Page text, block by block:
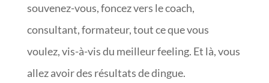
souvenez-vous, foncez vers le coach,
consultant, formateur, tout ce que vous
voulez, vis-à-vis du meilleur feeling. Et là, vous
allez avoir des résultats de dingue.